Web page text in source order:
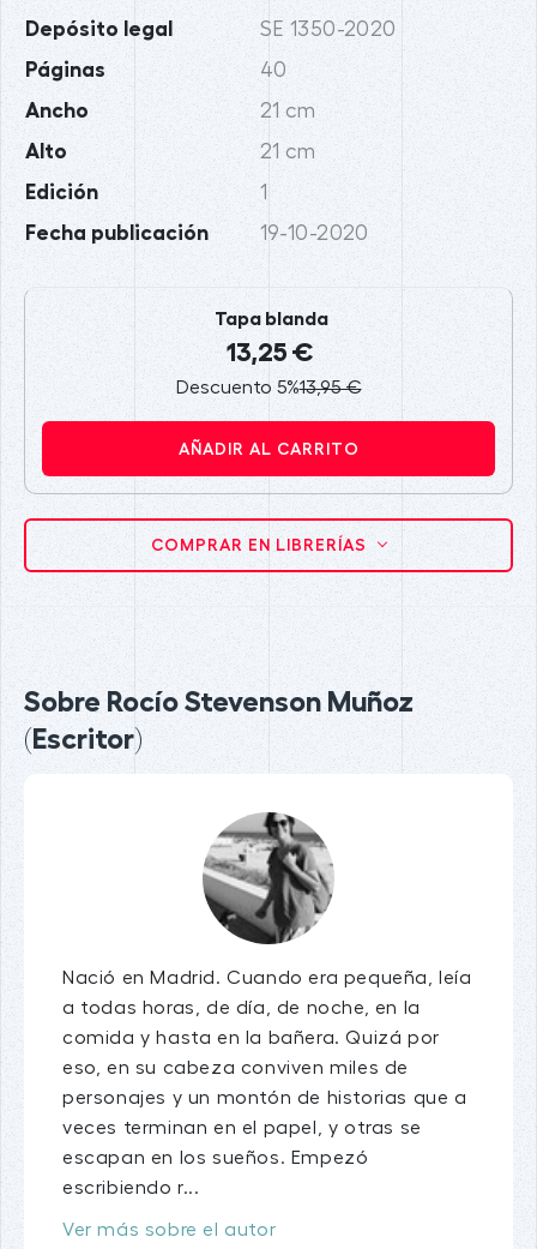
Depósito legal SE 1350-2020
Páginas 40
Ancho 21 cm
Alto 21 cm
Edición 1
Fecha publicación 19-10-2020
Tapa blanda
13,25 €
Descuento 5%13,95 €
AÑADIR AL CARRITO
COMPRAR EN LIBRERÍAS
Sobre Rocío Stevenson Muñoz
(Escritor)
Nació en Madrid. Cuando era pequeña, leía
a todas horas, de día, de noche, en la
comida y hasta en la bañera. Quizá por
eso, en su cabeza conviven miles de
personajes y un montón de historias que a
veces terminan en el papel, y otras se
escapan en los sueños. Empezó
escribiendo r...
Ver más sobre el autor